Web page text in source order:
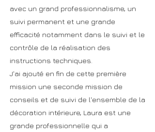
avec un grand professionnalisme, un
suivi permanent et une grande
efficacité notamment dans le suivi et le
contrôle de la réalisation des
instructions techniques.
J'ai ajouté en fin de cette première
mission une seconde mission de
conseils et de suivi de l'ensemble de la
décoration intérieure, Laura est une
grande professionnelle qui a